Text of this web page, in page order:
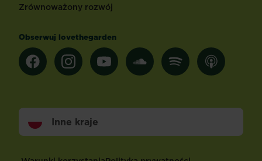
Zrównoważony rozwój
Obserwuj lovethegarden
Inne kraje